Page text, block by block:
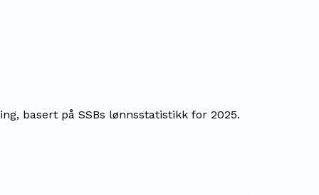
basert på SSBs lønnsstatistikk for 2025.